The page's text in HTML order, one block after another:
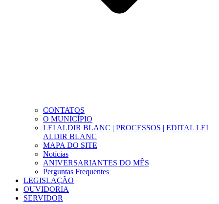
CONTATOS
O MUNICÍPIO
LEI ALDIR BLANC | PROCESSOS | EDITAL LEI
ALDIR BLANC
MAPA DO SITE
Notícias
ANIVERSARIANTES DO MÊS
Perguntas Frequentes
LEGISLAÇÃO
OUVIDORIA
SERVIDOR